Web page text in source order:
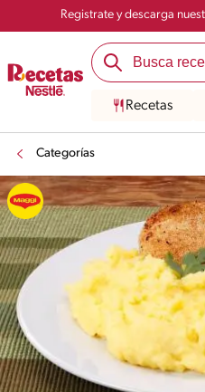
Registrate y descarga
Recetas
Categorías